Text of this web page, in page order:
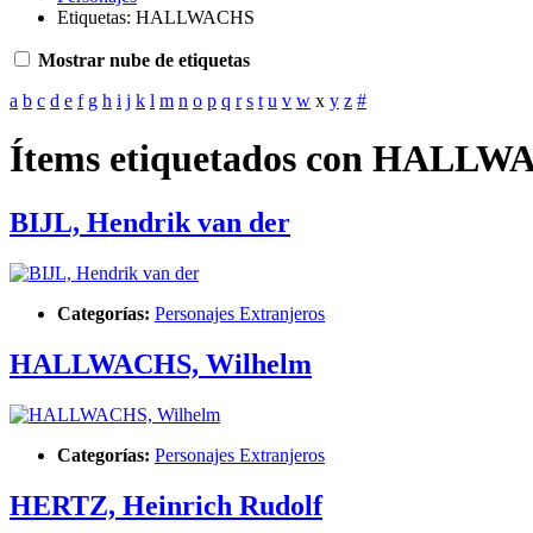
Etiquetas: HALLWACHS
Mostrar nube de etiquetas
a b c d e f g h i j k l m n o p q r s t u v w x y z #
Ítems etiquetados con
BIJL, Hendrik van der
Categorías: Personajes Extranjeros
HALLWACHS, Wilhelm
Categorías: Personajes Extranjeros
HERTZ, Heinrich Rudolf